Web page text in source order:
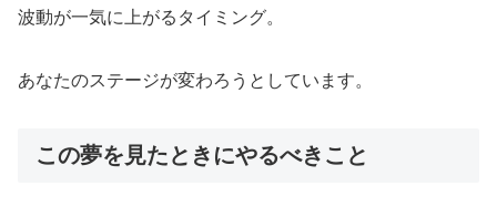
波動が一気に上がるタイミング。
あなたのステージが変わろうとしています。
この夢を見たときにやるべきこと